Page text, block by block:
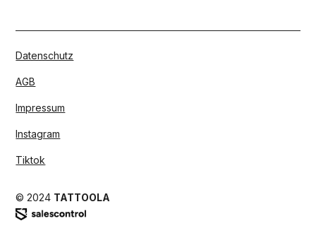
Datenschutz
AGB
Impressum
Instagram
Tiktok
© 2024 TATTOOLA